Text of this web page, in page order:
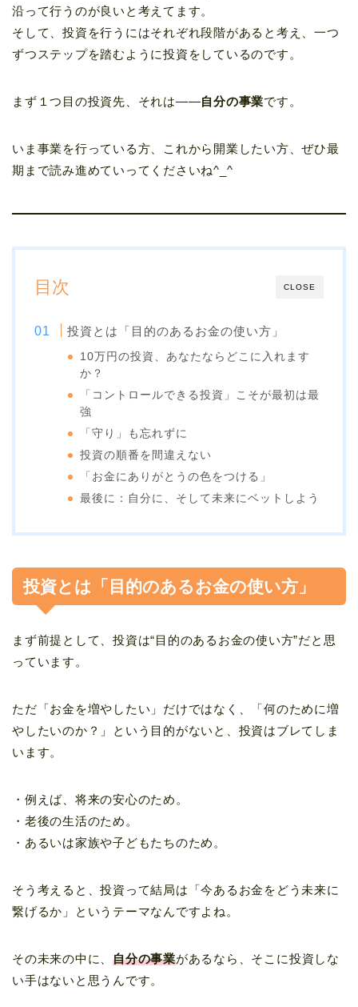
沿って行うのが良いと考えてます。
そして、投資を行うにはそれぞれ段階があると考え、一つ
ずつステップを踏むように投資をしているのです。
まず１つ目の投資先、それは――自分の事業です。
いま事業を行っている方、これから開業したい方、ぜひ最
期まで読み進めていってくださいね^_^
CLOSE
目次
投資とは「目的のあるお金の使い方」
10万円の投資、あなたならどこに入れます
か？
「コントロールできる投資」こそが最初は最
強
「守り」も忘れずに
投資の順番を間違えない
「お金にありがとうの色をつける」
最後に：自分に、そして未来にベットしよう
投資とは「目的のあるお金の使い方」
まず前提として、投資は“目的のあるお金の使い方”だと思
っています。
ただ「お金を増やしたい」だけではなく、「何のために増
やしたいのか？」という目的がないと、投資はブレてしま
います。
・例えば、将来の安心のため。
・老後の生活のため。
・あるいは家族や子どもたちのため。
そう考えると、投資って結局は「今あるお金をどう未来に
繋げるか」というテーマなんですよね。
その未来の中に、自分の事業があるなら、そこに投資しな
い手はないと思うんです。